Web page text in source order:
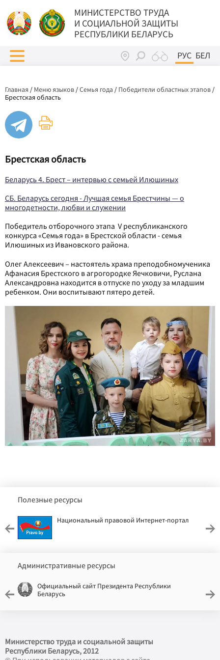
МИНИСТЕРСТВО ТРУДА
И СОЦИАЛЬНОЙ ЗАЩИТЫ
РЕСПУБЛИКИ БЕЛАРУСЬ
РУС БЕЛ
Главная / Меню языков /Семья года / Победители областных этапов /
Брестская область
Брестская область
Беларусь 4. Брест – интервью с семьей Илюшиных
СБ. Беларусь сегодня - Лучшая семья Брестчины — о
многодетности, любви и служении
Победитель отборочного этапа V республиканского
конкурса «Семья года» в Брестской области - семья
Илюшиных из Ивановского района.
Олег Алексеевич – настоятель храма преподобномученика
Афанасия Брестского в агрогородке Яечковичи, Руслана
Александровна находится в отпуске по уходу за младшим
ребенком. Они воспитывают пятеро детей.
Полезные ресурсы
Национальный правовой Интернет-портал
Административные ресурсы
Официальный сайт Президента Республики
Беларусь
Министерство труда и социальной защиты
Республики Беларусь, 2012